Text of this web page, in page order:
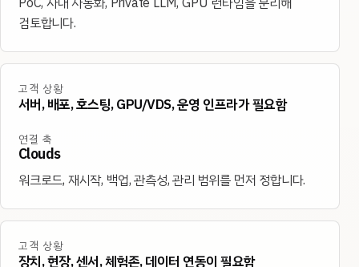
검토합니다.
고객 상황
서버, 배포, 호스팅, GPU/VDS, 운영 인프라가 필요함
연결 축
Clouds
워크로드, 재시작, 백업, 관측성, 관리 범위를 먼저 정합니다.
고객 상황
장치, 현장, 센서, 체험존, 데이터 연동이 필요함